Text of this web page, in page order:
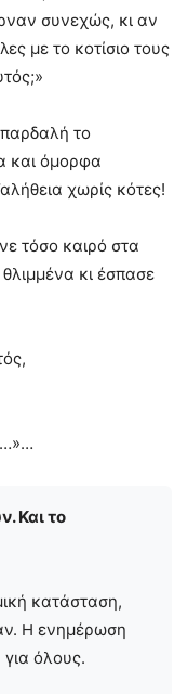
συνεχώς, κι αν
με το κοτίσιο τους
παρδαλή το
και όμορφα
χωρίς κότες!
τόσο καιρό στα
κι έσπασε
Και το
κατάσταση,
Η ενημέρωση
όλους.